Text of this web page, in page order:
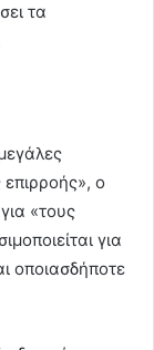
τα
ο
«τους
για
οποιασδήποτε